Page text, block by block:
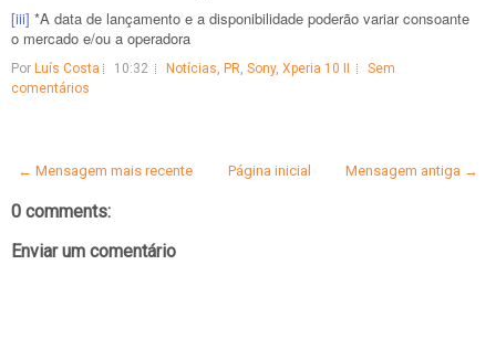
[iii] *A data de lançamento e a disponibilidade poderão variar consoante
o mercado e/ou a operadora
Por Luís Costa 10:32 Notícias PR Sony, Xperia 10 II
Sem
comentários
← Mensagem mais recente Mensagem antiga →
Página inicial
0 comments:
Enviar um comentário